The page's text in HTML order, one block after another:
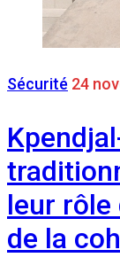
Sécurité 24
leur
de la